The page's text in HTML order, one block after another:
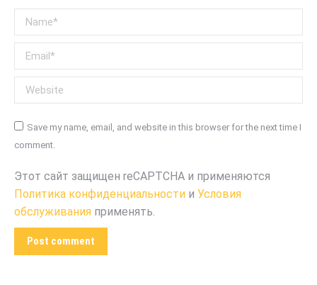
Name *
Email *
Website
Save my name, email, and website in this browser for the next time I
comment.
Этот сайт защищен reCAPTCHA и применяются
Политика конфиденциальности и Условия
обслуживания применять.
Post comment